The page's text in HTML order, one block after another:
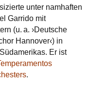
unter namhaften
Garrido mit
(u. a. ›Deutsche
Hannover‹) in
Er ist
.